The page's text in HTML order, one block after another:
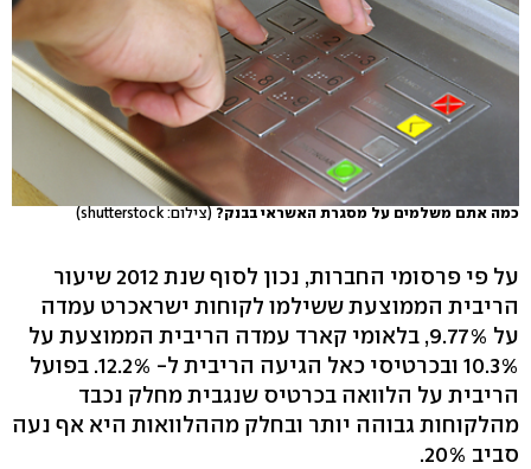
כמה אתם משלמים על מסגרת האשראי בבנק?(צילום: shutterstock)
על פי פרסומי החברות, נכון לסוף שנת 2012 שיעור
הריבית הממוצעת ששילמו לקוחות ישראכרט עמדה
על 9.77%, בלאומי קארד עמדה הריבית הממוצעת על
10.3% ובכרטיסי כאל הגיעה הריבית ל- 12.2%. בפועל
הריבית על הלוואה בכרטיס שנגבית מחלק נכבד
מהלקוחות גבוהה יותר ובחלק מההלוואות היא אף נעה
סביב 20%.